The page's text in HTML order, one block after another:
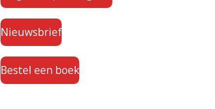
Nieuwsbrief
Bestel een boek